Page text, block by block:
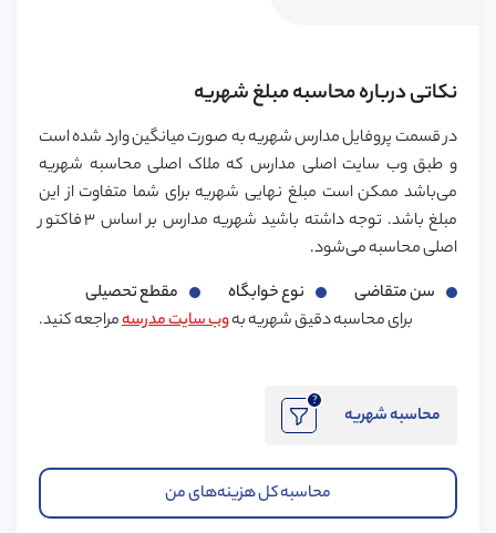
نکاتی درباره محاسبه مبلغ شهریه
در قسمت پروفایل مدارس شهریه به صورت میانگین وارد شده است
و طبق وب سایت اصلی مدارس که ملاک اصلی محاسبه شهریه
می‌باشد ممکن است مبلغ نهایی شهریه برای شما متفاوت از این
مبلغ باشد. توجه داشته باشید شهریه مدارس بر اساس ۳ فاکتور
اصلی محاسبه می‌شود.
سن متقاضی
نوع خوابگاه
مقطع تحصیلی
برای محاسبه دقیق شهریه بهوب سایت مدرسهمراجعه کنید.
محاسبه شهریه
?
محاسبه کل هزینه‌های من